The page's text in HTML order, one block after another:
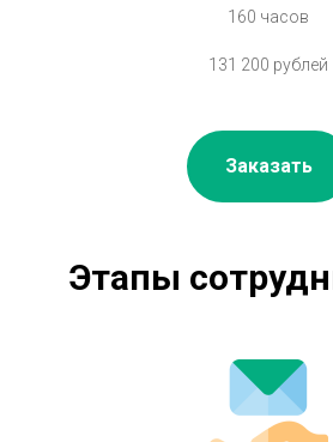
160 часов
131 200 рублей
Заказать
Этапы